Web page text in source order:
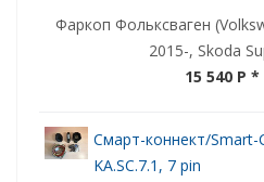
Фаркоп Фольксваген
2015-, Skoda
15 540 P *
Смарт-коннект/
KA.SC.7.1, 7 pin